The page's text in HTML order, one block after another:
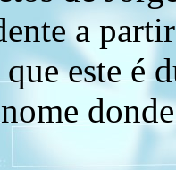
a
este é